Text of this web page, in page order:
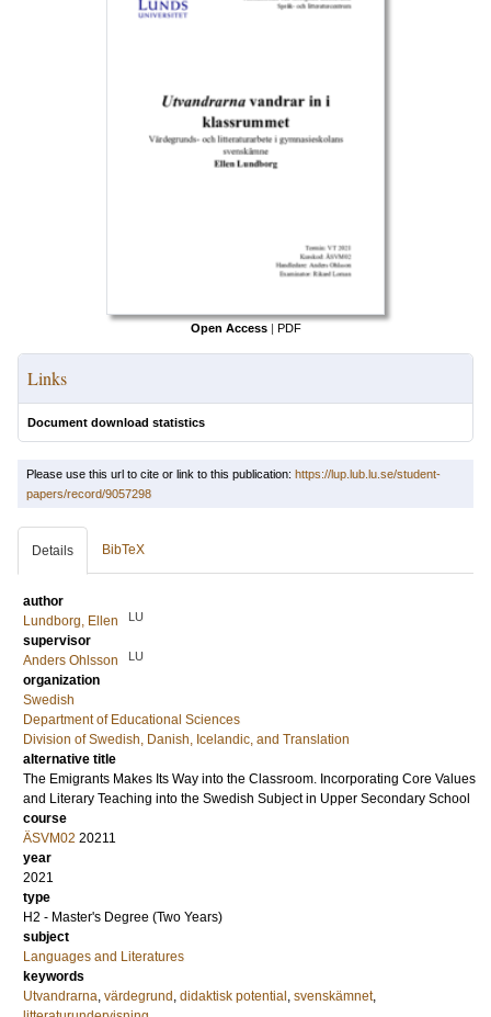
Open Access | PDF
Links
Document download statistics
Please use this url to cite or link to this publication: https://lup.lub.lu.se/student-
papers/record/9057298
Details BibTeX
author
Lundborg, Ellen
LU
supervisor
Anders Ohlsson
LU
organization
Swedish
Department of Educational Sciences
Division of Swedish, Danish, Icelandic, and Translation
alternative title
The Emigrants Makes Its Way into the Classroom. Incorporating Core Values
and Literary Teaching into the Swedish Subject in Upper Secondary School
course
ÄSVM02 20211
year
2021
type
H2 - Master's Degree (Two Years)
subject
Languages and Literatures
keywords
Utvandrarna värdegrund didaktisk potential svenskämnet,